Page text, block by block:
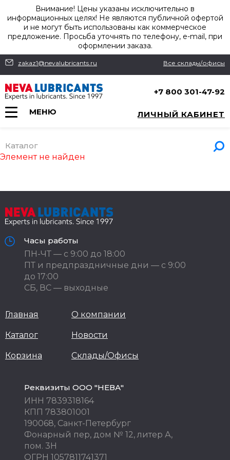
Внимание! Цены указаны исключительно в
информационных целях! Не являются публичной офертой
и не могут быть использованы как коммерческое
предложение. Просьба уточнять по телефону, e-mail, при
оформлении заказа.
zakaz1@nevalubricants.ru Все склады/офисы
+7 800 301-47-92
МЕНЮ ЛИЧНЫЙ КАБИНЕТ
Каталог
Элемент не найден
Часы работы
ПН-ЧТ — с 9:00 до 18:00
ПТ и предпраздничные дни — с 9:00
до 17:00
СБ, ВС — выходные
Главная
Каталог
Корзина
О компании
Новости
Склады/Офисы
Реквизиты ООО "НЕВА"
ИНН 7839318164
КПП 783801001
190068, Санкт-Петербург
Фонарный пер, дом № 12, литер А,
пом. 3Н
ОГРН 1057811741371